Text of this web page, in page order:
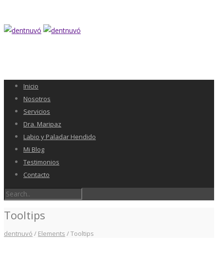
Inicio
Nosotros
Servicios
Dra. Maripaz
Labio y Paladar Hendido
Mi Blog
Testimonios
Contacto
Tooltips
dentnuvó / Elements /Tooltips